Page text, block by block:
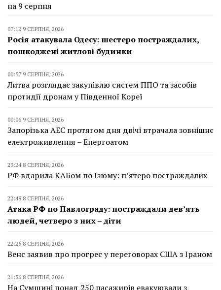
на 9 серпня
07:12 9 СЕРПНЯ, 2026
Росія атакувала Одесу: шестеро постраждалих,
пошкоджені житлові будинки
00:57 9 СЕРПНЯ, 2026
Литва розглядає закупівлю систем ППО та засобів
протидії дронам у Південної Кореї
00:06 9 СЕРПНЯ, 2026
Запорізька АЕС протягом дня двічі втрачала зовнішнє
електроживлення – Енергоатом
23:24 8 СЕРПНЯ, 2026
РФ вдарила КАБом по Ізюму: п’ятеро постраждалих
22:48 8 СЕРПНЯ, 2026
Атака РФ по Павлограду: постраждали дев’ять
людей, четверо з них – діти
22:25 8 СЕРПНЯ, 2026
Венс заявив про прогрес у переговорах США з Іраном
21:56 8 СЕРПНЯ, 2026
На Сумщині понад 250 пасажирів евакуювали з